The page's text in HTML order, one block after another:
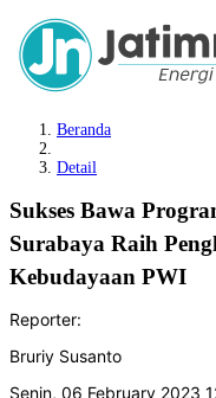
Beranda
Detail
Sukses Bawa
Surabaya Raih
Kebudayaan PWI
Reporter:
Bruriy Susanto
Senin, 06 February 2023